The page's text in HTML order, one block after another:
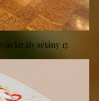
király sétány 17.